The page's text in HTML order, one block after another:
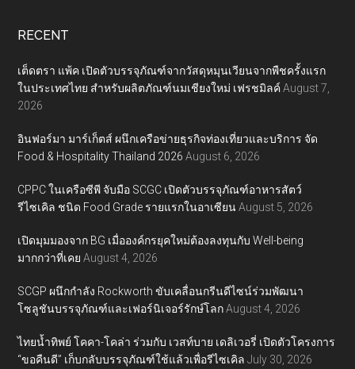
RECENT
เต็ดตรา แพ้ค เปิดตัวบรรจุภัณฑ์จากวัสดุหมุนเวียนจากพืชครั้งแรก
ในประเทศไทย สำหรับผลิตภัณฑ์นมเชียงใหม่ เฟรชมิลค์ August 7,
2026
อินฟอร์มา มาร์เก็ตส์ ผนึกเครือข่ายธุรกิจท่องเที่ยวและบริการ จัด
Food & Hospitality Thailand 2026 August 6, 2026
CPPC ในเครือซีพี จับมือ SCGC เปิดตัวบรรจุภัณฑ์อาหารสัตว์
รีไซเคิล ชนิด Food Grade รายแรกในอาเซียน August 5, 2026
เปิดมุมมองจาก BG เมื่อองค์กรยุคใหม่ต้องลงทุนกับ Well-being
มากกว่าที่เคย August 4, 2026
SCGP ผนึกกำลัง Rockworth ขับเคลื่อนกรีนดีไซน์ร่วมพัฒนา
โซลูชันบรรจุภัณฑ์และเฟอร์นิเจอร์รักษ์โลก August 4, 2026
ไทยน้ำทิพย์ โคคา-โคล่า ร่วมกับ เวสท์บาย เดลิเวอรี่ เปิดตัวโครงการ
“ขอคืนดี” เก็บกลับบรรจุภัณฑ์ใช้แล้วเพื่อรีไซเคิล July 30, 2026